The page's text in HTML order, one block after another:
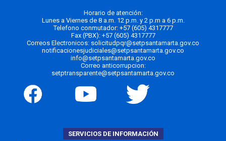
Horario de atención:
Lunes a Viernes de 8 a.m. 12 p.m. y 2 p.m a 6 p.m.
Telefono conmutador: +57 (605) 4317777
Fax (PBX): +57 (605) 4317777
Correos Electronicos: solicitudpqr@setpsantamarta.gov.co
notificacionesjudiciales@setpsantamarta.gov.co
info@setpsantamarta.gov.co
Correo anticorrupcion:
setptransparente@setpsantamarta.gov.co
SERVICIOS DE INFORMACIÓN